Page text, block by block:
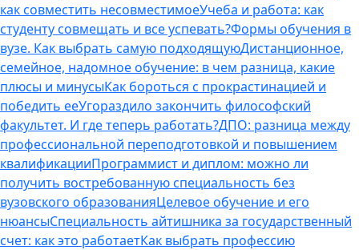
как совместить несовместимоеУчеба и работа: как
студенту совмещать и все успевать?Формы обучения в
вузе. Как выбрать самую подходящуюДистанционное,
семейное, надомное обучение: в чем разница, какие
плюсы и минусыКак бороться с прокрастинацией и
победить ееУгораздило закончить философский
факультет. И где теперь работать?ДПО: разница между
профессиональной переподготовкой и повышением
квалификацииПрограммист и диплом: можно ли
получить востребованную специальность без
вузовского образованияЦелевое обучение и его
нюансыСпециальность айтишника за государственный
счет: как это работаетКак выбрать профессию